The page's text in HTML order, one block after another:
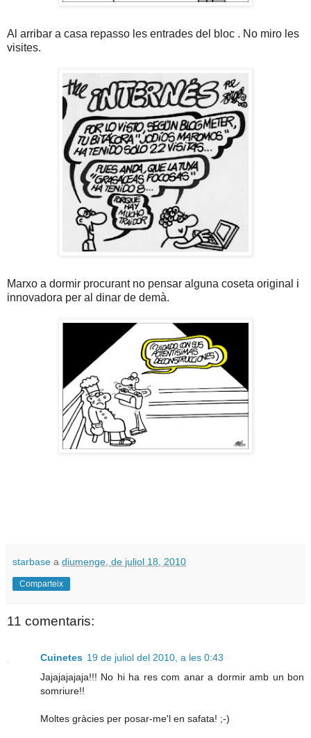
Al arribar a casa repasso les entrades del bloc . No miro les
visites.
Marxo a dormir procurant no pensar alguna coseta original i
innovadora per al dinar de demà.
starbase a diumenge, de juliol 18, 2010
Comparteix
11 comentaris:
Cuinetes 19 de juliol del 2010, a les 0:43
Jajajajajaja!!! No hi ha res com anar a dormir amb un bon
somriure!!
Moltes gràcies per posar-me'l en safata! ;-)